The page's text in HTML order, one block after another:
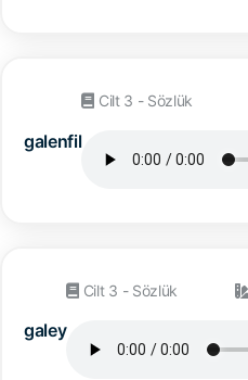
galenfil
Cilt 3 - Sözlük
galey
Cilt 3 - Sözlük